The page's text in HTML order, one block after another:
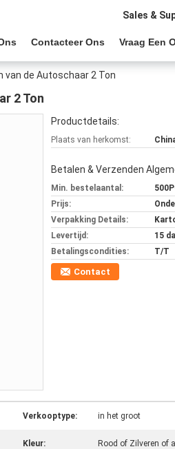
Sales &
Contacteer Ons Vraag Een
van de Autoschaar 2 Ton
2 Ton
Productdetails:
Plaats van herkomst:
Betalen & Verzenden
Min. bestelaantal:
Prijs:
Verpakking Details:
Levertijd:
15
Betalingscondities:
T/T
Contact
Verkooptype: in het groot
Kleur: Rood of Zilveren of